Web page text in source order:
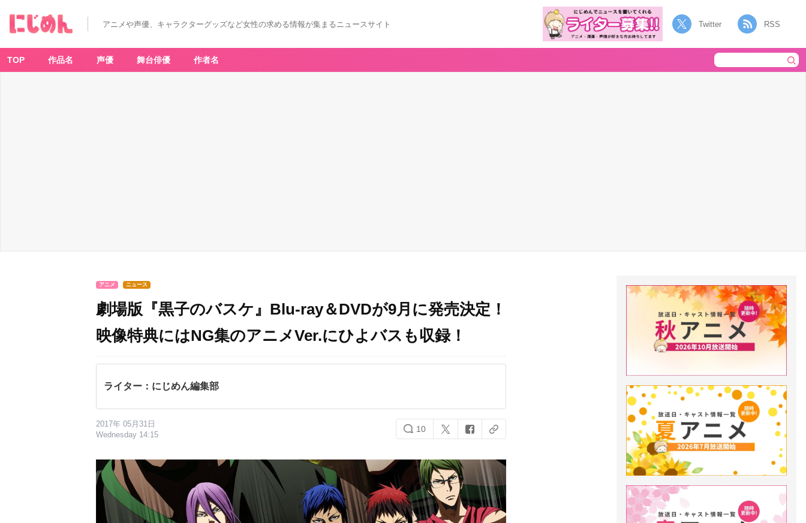
アニメや声優、キャラクターグッズなど女性の求める情報が集まるニュースサイト Twitter RSS
TOP 作品名 声優 舞台俳優 作者名
アニメ ニュース
劇場版『黒子のバスケ』Blu-ray＆DVDが9月に発売決定！
映像特典にはNG集のアニメVer.にひよバスも収録！
ライター：にじめん編集部
2017年 05月31日
Wednesday 14:15
10